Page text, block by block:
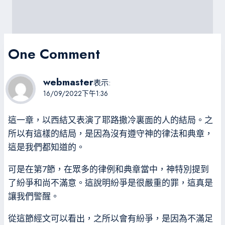
One Comment
webmaster表示:
16/09/2022下午1:36
這一章，以西結又表演了耶路撒冷裏面的人的結局。之
所以有這樣的結局，是因為沒有遵守神的律法和典章，
這是我們都知道的。
可是在第7節，在眾多的律例和典章當中，神特別提到
了紛爭和尚不滿意。這說明紛爭是很嚴重的罪，這真是
讓我們警醒。
從這節經文可以看出，之所以會有紛爭，是因為不滿足